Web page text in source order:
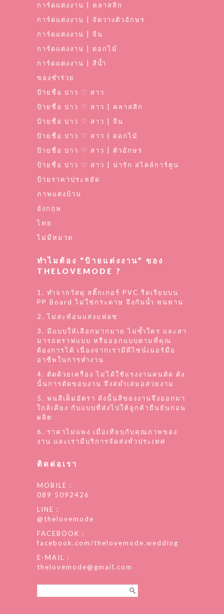
การ์ดแต่งงาน | คลาสสิก
การ์ดแต่งงาน | จัดวางตัวอักษร
การ์ดแต่งงาน | จีน
การ์ดแต่งงาน | ดอกไม้
การ์ดแต่งงาน | สีน้ำ
ของชำร่วย
ป้ายชื่อ บ่าว ♡ สาว
ป้ายชื่อ บ่าว ♡ สาว | คลาสสิก
ป้ายชื่อ บ่าว ♡ สาว | จีน
ป้ายชื่อ บ่าว ♡ สาว | ดอกไม้
ป้ายชื่อ บ่าว ♡ สาว | ตัวอักษร
ป้ายชื่อ บ่าว ♡ สาว | น่ารัก สไตล์การ์ตูน
ป้ายราคาประหยัด
ภาพแต่งบ้าน
อังกฤษ
ไทย
ไม่มีหมวด
ทำไมต้อง “ป้ายแต่งงาน” ของ
THELOVEMODE ?
1. ทำจากวัสดุ สติ๊กเกอร์ PVC รีดเรียบบน
PP Board ไม่ใช่กระดาษ จึงกันน้ำ ทนทาน
2. ไม่สะท้อนแสงแฟลช
3. มีแบบให้เลือกมากมาย ไม่ซ้ำใคร และสา
มารถดราฟแบบ หรือออกแบบตามที่คุณ
ต้องการได้ เนื่องจากเรามีดีไซน์เนอร์มือ
อาชีพในการทำงาน
4. ตัดด้วยเครื่อง ไม่ได้ใช้แรงงานคนตัด ดัง
นั้นการตัดขอบงาน จึงสม่ำเสมอสวยงาม
5. พ่นสีเต็มอัตรา ดังนั้นสีของงานจึงออกมา
ใกล้เคียง กับแบบที่ส่งไปให้ลูกค้ายืนยันก่อน
ผลิต
6. ราคาไม่แพง เมื่อเทียบกับคุณภาพของ
งาน และเรามีบริการจัดส่งทั่วประเทศ
ติดต่อเรา
MOBILE :
089 5092426
LINE :
@thelovemode
FACEBOOK :
facebook.com/thelovemode.wedding
E-MAIL :
thelovemode@gmail.com